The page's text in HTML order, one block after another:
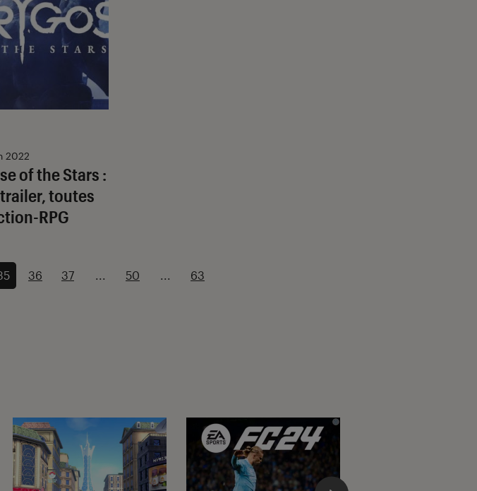
of the Stars :
toutes
RPG
2022
36 37 ... 50 ... 63